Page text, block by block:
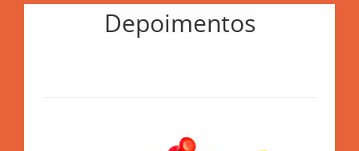
Depoimentos